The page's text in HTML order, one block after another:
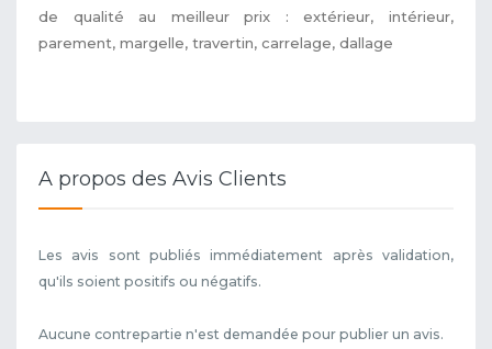
de qualité au meilleur prix : extérieur, intérieur,
parement, margelle, travertin, carrelage, dallage
A propos des Avis Clients
Les avis sont publiés immédiatement après validation,
qu'ils soient positifs ou négatifs.
Aucune contrepartie n'est demandée pour publier un avis.